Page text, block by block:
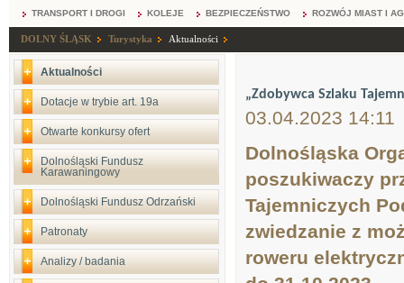
TRANSPORT I DROGI KOLEJE BEZPIECZEŃSTWO ROZWÓJ MIAST I
DOLNY ŚLĄSK Turystyka Aktualności
Aktualności
Dotacje w trybie art. 19a
Otwarte konkursy ofert
Dolnośląski Fundusz
Karawaningowy
Dolnośląski Fundusz Odrzański
Patronaty
Analizy / badania
„Zdobywca Szlaku
03.04.2023 14:11
Dolnośląska
poszukiwaczy
Tajemniczych
zwiedzanie z
roweru